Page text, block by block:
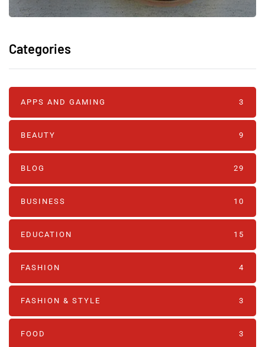
Categories
APPS AND GAMING 3
BEAUTY 9
BLOG 29
BUSINESS 10
EDUCATION 15
FASHION 4
FASHION & STYLE 3
FOOD 3